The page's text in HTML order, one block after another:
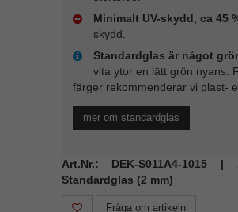
Minimalt UV-skydd, ca 45
skydd.
Standardglas är något
vita ytor en lätt grön nyans.
färger rekommenderar vi plast-
mer om standardglas
Art.Nr.: DEK-S011A4-
Standardglas (2 mm)
Fråga om artikeln